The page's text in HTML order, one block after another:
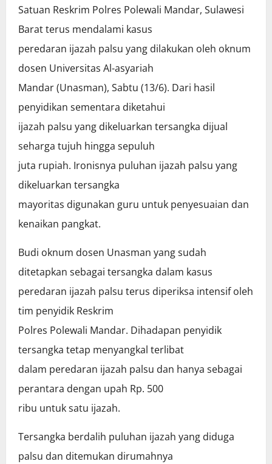
Satuan Reskrim Polres Polewali Mandar, Sulawesi
Barat terus mendalami kasus
peredaran ijazah palsu yang dilakukan oleh oknum
dosen Universitas Al-asyariah
Mandar (Unasman), Sabtu (13/6). Dari hasil
penyidikan sementara diketahui
ijazah palsu yang dikeluarkan tersangka dijual
seharga tujuh hingga sepuluh
juta rupiah. Ironisnya puluhan ijazah palsu yang
dikeluarkan tersangka
mayoritas digunakan guru untuk penyesuaian dan
kenaikan pangkat.
Budi oknum dosen Unasman yang sudah
ditetapkan sebagai tersangka dalam kasus
peredaran ijazah palsu terus diperiksa intensif oleh
tim penyidik Reskrim
Polres Polewali Mandar. Dihadapan penyidik
tersangka tetap menyangkal terlibat
dalam peredaran ijazah palsu dan hanya sebagai
perantara dengan upah Rp. 500
ribu untuk satu ijazah.
Tersangka berdalih puluhan ijazah yang diduga
palsu dan ditemukan dirumahnya